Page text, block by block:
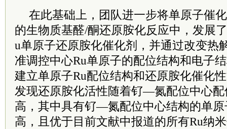
在此基础上，团队进一步将单原子催
的生物质基醛/酮还原胺化反应中，发展
u单原子还原胺化催化剂，并通过改变热
准调控中心Ru单原子的配位结构和电子
建立单原子Ru配位结构和还原胺化催化
发现还原胺化活性随着钌—氮配位中心
高，其中具有钌—氮配位中心结构的单
高，且优于目前文献中报道的所有Ru纳